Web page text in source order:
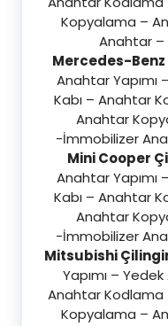
Kopyalama –
Anahtar –
Mercedes-
Anahtar
Kabı – Anahtar
Anahtar
-İmmobilizer
Mini Cooper
Anahtar
Kabı – Anahtar
Anahtar
-İmmobilizer
Mitsubishi
Yapımı –
Anahtar Kodlama
Kopyalama –